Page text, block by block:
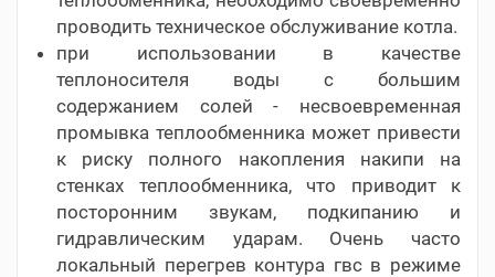
проводить техническое обслуживание котла.
при использовании в качестве
теплоносителя воды с большим
содержанием солей - несвоевременная
промывка теплообменника может привести
к риску полного накопления накипи на
стенках теплообменника, что приводит к
посторонним звукам, подкипанию и
гидравлическим ударам. Очень часто
локальный перегрев контура гвс в режиме